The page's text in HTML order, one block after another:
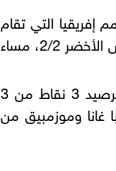
في بطولة كأس أمم إفريقيا التي تقام
في كوت ديفوار وتستمر حتى 11 فبراير المقبل، بعد التعادل مع الرأس الأخضر 2/2، مساء
وبهذا التعادل يصعد منتخب مصر إلى دور الـ16 كثاني المجموعة برصيد 3 نقاط من 3
نقاط، ويودع منتخبا غانا وموزمبيق من